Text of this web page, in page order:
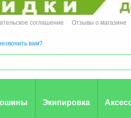
соглашение
Отзывы о магазине
вам?
Экипировка